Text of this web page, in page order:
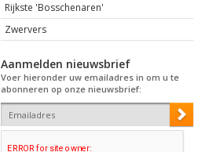
Rijkste 'Bosschenaren'
Zwervers
Aanmelden nieuwsbrief
Voer hieronder uw emailadres in om u te
abonneren op onze nieuwsbrief: